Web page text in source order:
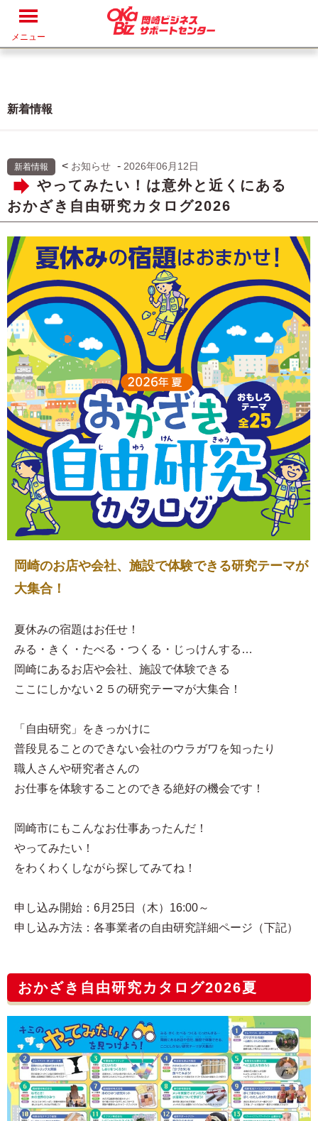
メニュー
新着情報
新着情報 < お知らせ - 2026年06月12日
やってみたい！は意外と近くにある
おかざき自由研究カタログ2026
岡崎のお店や会社、施設で体験できる研究テーマが
大集合！
夏休みの宿題はお任せ！
みる・きく・たべる・つくる・じっけんする…
岡崎にあるお店や会社、施設で体験できる
ここにしかない２５の研究テーマが大集合！
「自由研究」をきっかけに
普段見ることのできない会社のウラガワを知ったり
職人さんや研究者さんの
お仕事を体験することのできる絶好の機会です！
岡崎市にもこんなお仕事あったんだ！
やってみたい！
をわくわくしながら探してみてね！
申し込み開始：6月25日（木）16:00～
申し込み方法：各事業者の自由研究詳細ページ（下記）
おかざき自由研究カタログ2026夏